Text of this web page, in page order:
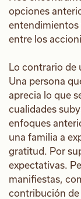
opciones
entre los
Lo contrario de
Una persona
aprecia lo que
cualidades
enfoques
una familia a
gratitud. Por
expectativas.
manifiestas,
contribución de